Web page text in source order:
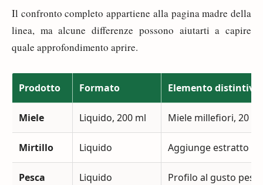
Il confronto completo appartiene alla pagina madre della
linea, ma alcune differenze possono aiutarti a capire
quale approfondimento aprire.
Prodotto Formato Elemento distintivo
Miele Liquido, 200 ml Miele millefiori, 20
Mirtillo Liquido Aggiunge estratto
Pesca Liquido Profilo al gusto